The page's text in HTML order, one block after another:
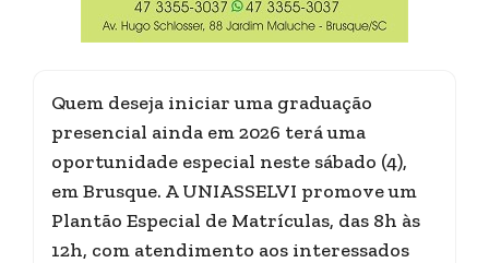
Quem deseja iniciar uma graduação
presencial ainda em 2026 terá uma
oportunidade especial neste sábado (4),
em Brusque. A UNIASSELVI promove um
Plantão Especial de Matrículas, das 8h às
12h, com atendimento aos interessados